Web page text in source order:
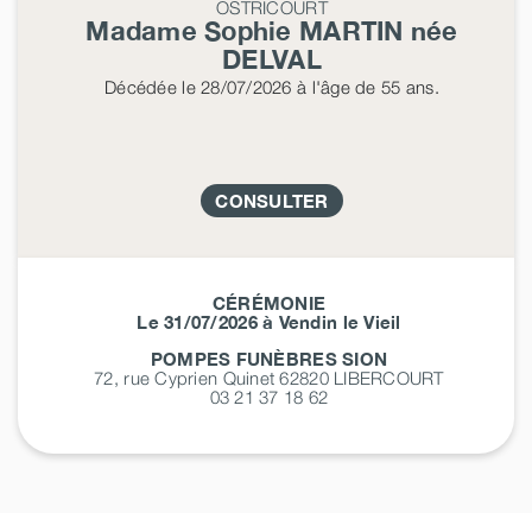
OSTRICOURT
Madame Sophie MARTIN née
DELVAL
Décédéele 28/07/2026 à l'âge de 55 ans.
CONSULTER
CÉRÉMONIE
Le 31/07/2026 à Vendin le Vieil
POMPES FUNÈBRES SION
72, rue Cyprien Quinet 62820 LIBERCOURT
03 21 37 18 62